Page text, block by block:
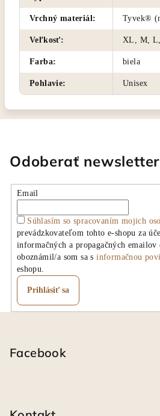
Vrchný materiál: Tyvek®
Veľkosť: XL, M,
Farba: biela
Pohlavie: Unisex
Odoberať newsletter
Email
Súhlasím so spracovaním mojich
prevádzkovateľom tohto e-shopu za
informačných a propagačných emailov
oboznámil/a som sa sinformačnou
eshopu.
Prihlásiť sa
Facebook